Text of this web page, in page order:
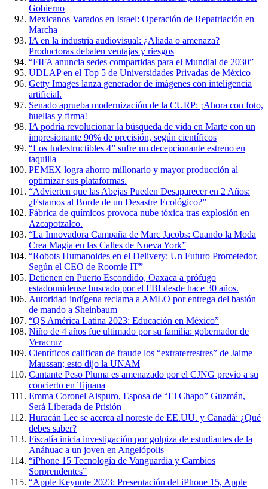
Gobierno
Mexicanos Varados en Israel: Operación de Repatriación en
Marcha
IA en la industria audiovisual: ¿Aliada o amenaza?
Productoras debaten ventajas y riesgos
“FIFA anuncia sedes compartidas para el Mundial de 2030”
UDLAP en el Top 5 de Universidades Privadas de México
Getty Images lanza generador de imágenes con inteligencia
artificial.
Senado aprueba modernización de la CURP: ¡Ahora con foto,
huellas y firma!
IA podría revolucionar la búsqueda de vida en Marte con un
impresionante 90% de precisión, según científicos
“Los Indestructibles 4” sufre un decepcionante estreno en
taquilla
PEMEX logra ahorro millonario y mayor producción al
optimizar sus plataformas.
“Advierten que las Abejas Pueden Desaparecer en 2 Años:
¿Estamos al Borde de un Desastre Ecológico?”
Fábrica de químicos provoca nube tóxica tras explosión en
Azcapotzalco.
“La Innovadora Campaña de Marc Jacobs: Cuando la Moda
Crea Magia en las Calles de Nueva York”
“Robots Humanoides en el Delivery: Un Futuro Prometedor,
Según el CEO de Roomie IT”
Detienen en Puerto Escondido, Oaxaca a prófugo
estadounidense buscado por el FBI desde hace 30 años.
Autoridad indígena reclama a AMLO por entrega del bastón
de mando a Sheinbaum
“QS América Latina 2023: Educación en México”
Niño de 4 años fue ultimado por su familia: gobernador de
Veracruz
Científicos califican de fraude los “extraterrestres” de Jaime
Maussan; esto dijo la UNAM
Cantante Peso Pluma es amenazado por el CJNG previo a su
concierto en Tijuana
Emma Coronel Aispuro, Esposa de “El Chapo” Guzmán,
Será Liberada de Prisión
Huracán Lee se acerca al noreste de EE.UU. y Canadá: ¿Qué
debes saber?
Fiscalía inicia investigación por golpiza de estudiantes de la
Anáhuac a un joven en Angelópolis
“iPhone 15 Tecnología de Vanguardia y Cambios
Sorprendentes”
“Apple Keynote 2023: Presentación del iPhone 15, Apple